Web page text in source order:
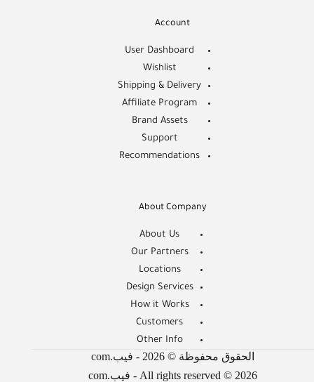
Account
User Dashboard
Wishlist
Shipping & Delivery
Affiliate Program
Brand Assets
Support
Recommendations
About Company
About Us
Our Partners
Locations
Design Services
How it Works
Customers
Other Info
الحقوق محفوظة © 2026 - فيب.com
All rights reserved © 2026 - فيب.com